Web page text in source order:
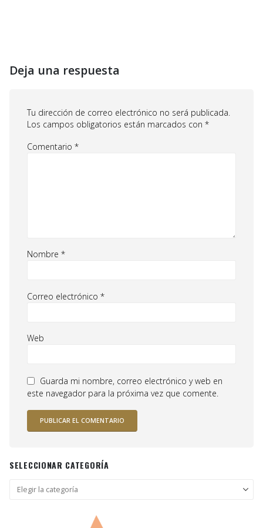
Deja una respuesta
Tu dirección de correo electrónico no será publicada.
Los campos obligatorios están marcados con *
Comentario *
Nombre *
Correo electrónico *
Web
Guarda mi nombre, correo electrónico y web en
este navegador para la próxima vez que comente.
SELECCIONAR CATEGORÍA
Seleccionar
categoría